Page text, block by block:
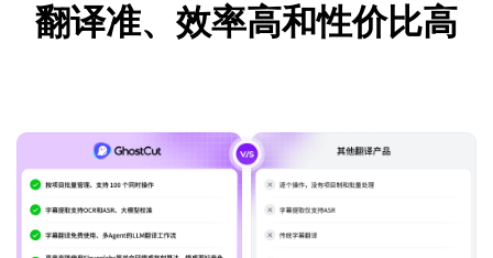
翻译准、效率高和性价比高